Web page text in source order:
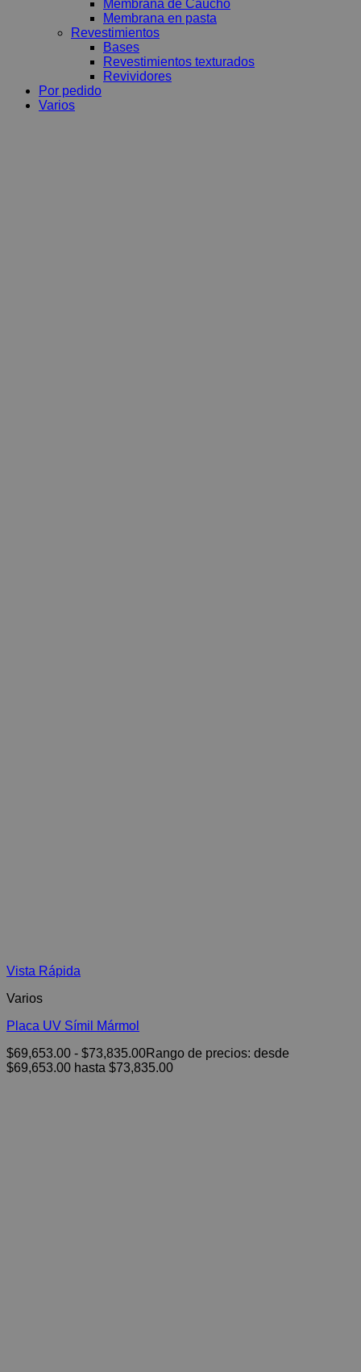
Membrana de Caucho
Membrana en pasta
Revestimientos
Bases
Revestimientos texturados
Revividores
Por pedido
Varios
Vista Rápida
Varios
Placa UV Símil Mármol
$69,653.00 - $73,835.00Rango de precios: desde
$69,653.00 hasta $73,835.00